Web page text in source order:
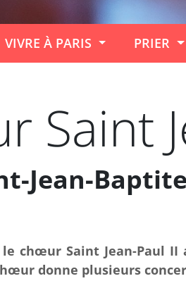
VIVRE À PARIS PRIER
Saint
Jean-
chœur Saint Jean-Paul II
donne plusieurs